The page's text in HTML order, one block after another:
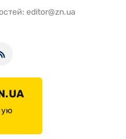
editor@zn.ua